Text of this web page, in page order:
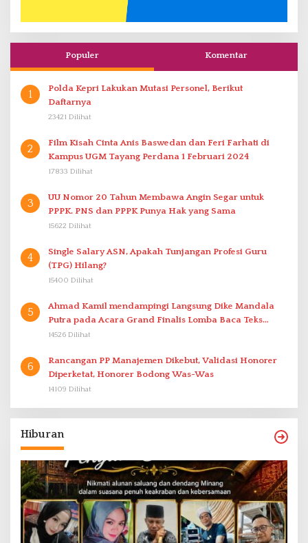
Populer Komentar
1
Polda Kepri Lakukan Mutasi Personel, Berikut
Daftarnya
23421 Dilihat
2
Film Kisah Cinta Anis Baswedan dan Feri Farhati di
Kampus UGM Tayang Perdana 1 Februari 2024
17833 Dilihat
3
UU Nomor 20 Tahun Membawa Angin Segar untuk
PPPK. PNS dan PPPK Punya Hak yang Sama
15622 Dilihat
4
Single Salary ASN, Apakah Tunjangan Profesi Guru
(TPG) Hilang?
15400 Dilihat
5
Ahmad Kamil mendampingi Langsung Dike Mandala
Putra pada Acara Grand Finalis Lomba Baca Teks
Proklamasi Mirip Bung Karno di Bali
14526 Dilihat
6
Rancangan PP Manajemen Dikebut, Validasi Honorer
Diperketat, Honorer Bodong Was-Was
14109 Dilihat
Hiburan